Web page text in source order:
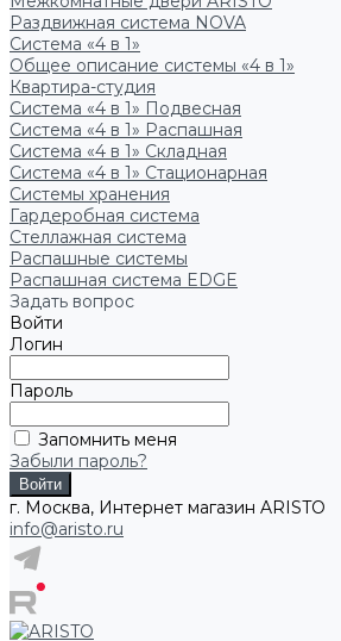
Раздвижная система NOVA
Система «4 в 1»
Общее описание системы «4 в 1»
Квартира-студия
Система «4 в 1» Подвесная
Система «4 в 1» Распашная
Система «4 в 1» Складная
Система «4 в 1» Стационарная
Системы хранения
Гардеробная система
Стеллажная система
Распашные системы
Распашная система EDGE
Задать вопрос
Войти
Логин
Пароль
Запомнить меня
Забыли пароль?
г. Москва, Интернет магазин ARISTO
info@aristo.ru